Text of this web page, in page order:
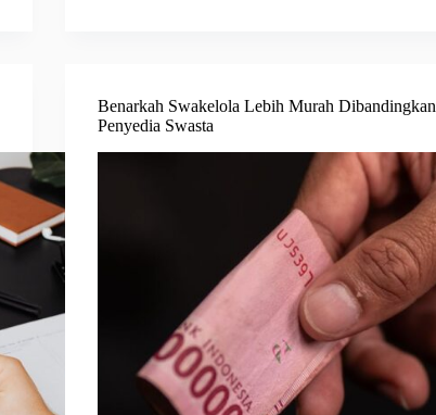
Benarkah Swakelola Lebih Murah Dibandingkan
Penyedia Swasta